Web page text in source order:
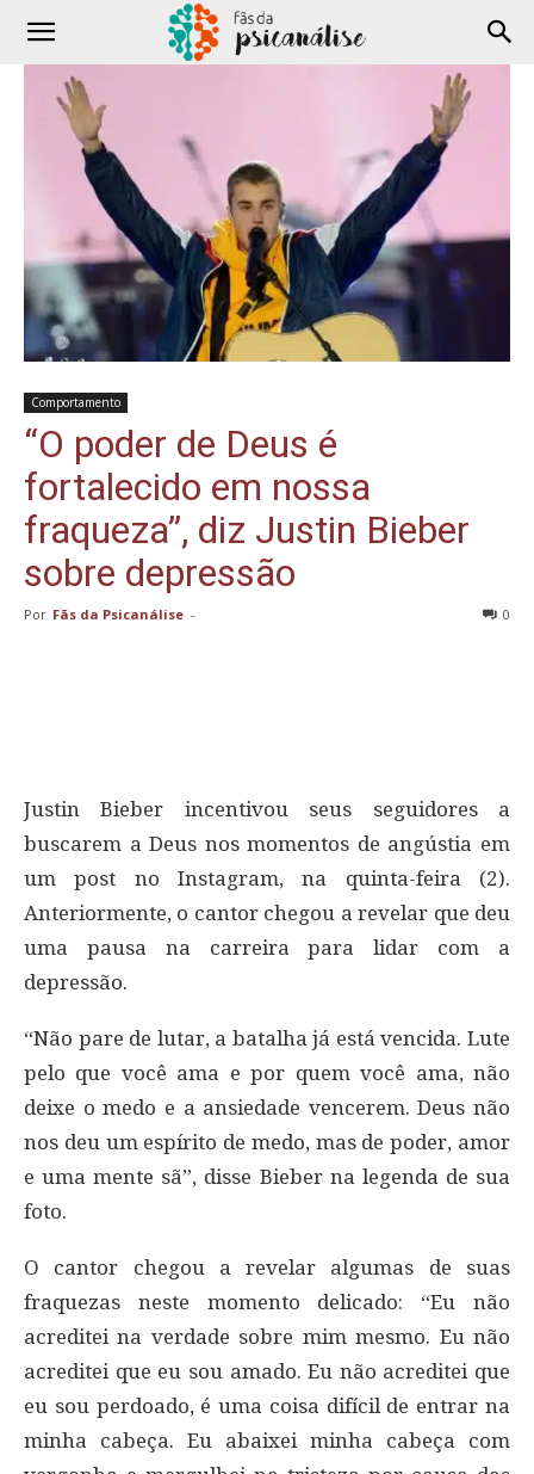
Comportamento
“O poder de Deus é
fortalecido em nossa
fraqueza”, diz Justin Bieber
sobre depressão
Por Fãs da Psicanálise - 0
Justin Bieber incentivou seus seguidores a
buscarem a Deus nos momentos de angústia em
um post no Instagram, na quinta-feira (2).
Anteriormente, o cantor chegou a revelar que deu
uma pausa na carreira para lidar com a
depressão.
“Não pare de lutar, a batalha já está vencida. Lute
pelo que você ama e por quem você ama, não
deixe o medo e a ansiedade vencerem. Deus não
nos deu um espírito de medo, mas de poder, amor
e uma mente sã”, disse Bieber na legenda de sua
foto.
O cantor chegou a revelar algumas de suas
fraquezas neste momento delicado: “Eu não
acreditei na verdade sobre mim mesmo. Eu não
acreditei que eu sou amado. Eu não acreditei que
eu sou perdoado, é uma coisa difícil de entrar na
minha cabeça. Eu abaixei minha cabeça com